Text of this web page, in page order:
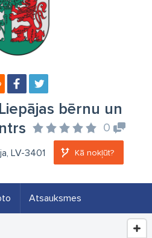
bērnu un
0
LV-3401 Kā nokļūt?
Atsauksmes